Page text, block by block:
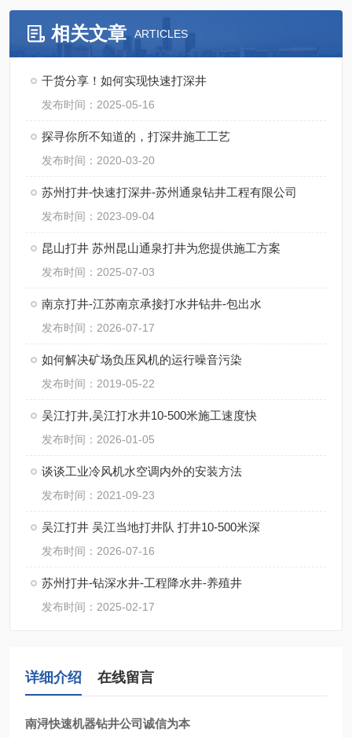
相关文章 ARTICLES
干货分享！如何实现快速打深井
发布时间：2025-05-16
探寻你所不知道的，打深井施工工艺
发布时间：2020-03-20
苏州打井-快速打深井-苏州通泉钻井工程有限公司
发布时间：2023-09-04
昆山打井 苏州昆山通泉打井为您提供施工方案
发布时间：2025-07-03
南京打井-江苏南京承接打水井钻井-包出水
发布时间：2026-07-17
如何解决矿场负压风机的运行噪音污染
发布时间：2019-05-22
吴江打井,吴江打水井10-500米施工速度快
发布时间：2026-01-05
谈谈工业冷风机水空调内外的安装方法
发布时间：2021-09-23
吴江打井 吴江当地打井队 打井10-500米深
发布时间：2026-07-16
苏州打井-钻深水井-工程降水井-养殖井
发布时间：2025-02-17
详细介绍 在线留言
南浔快速机器钻井公司诚信为本